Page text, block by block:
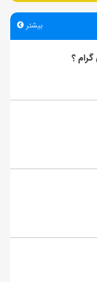
بیشتر
؟